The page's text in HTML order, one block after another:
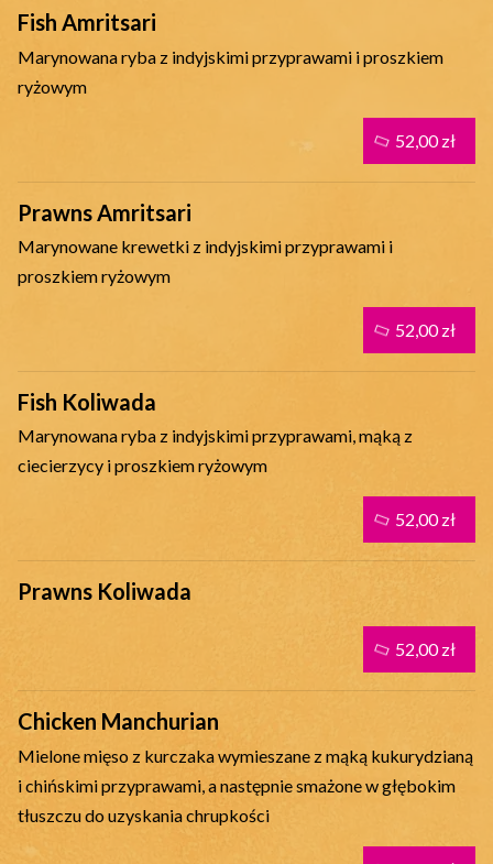
Fish Amritsari
Marynowana ryba z indyjskimi przyprawami i proszkiem
ryżowym
Prawns Amritsari
Marynowane krewetki z indyjskimi przyprawami i
proszkiem ryżowym
Fish Koliwada
Marynowana ryba z indyjskimi przyprawami, mąką z
ciecierzycy i proszkiem ryżowym
Prawns Koliwada
Chicken Manchurian
Mielone mięso z kurczaka wymieszane z mąką kukurydzianą
i chińskimi przyprawami, a następnie smażone w głębokim
tłuszczu do uzyskania chrupkości